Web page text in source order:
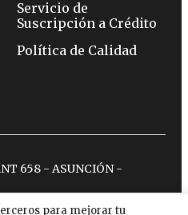
para mejorar tu
Servicio de
Suscripción a Crédito
Política de Calidad
658 - ASUNCIÓN -